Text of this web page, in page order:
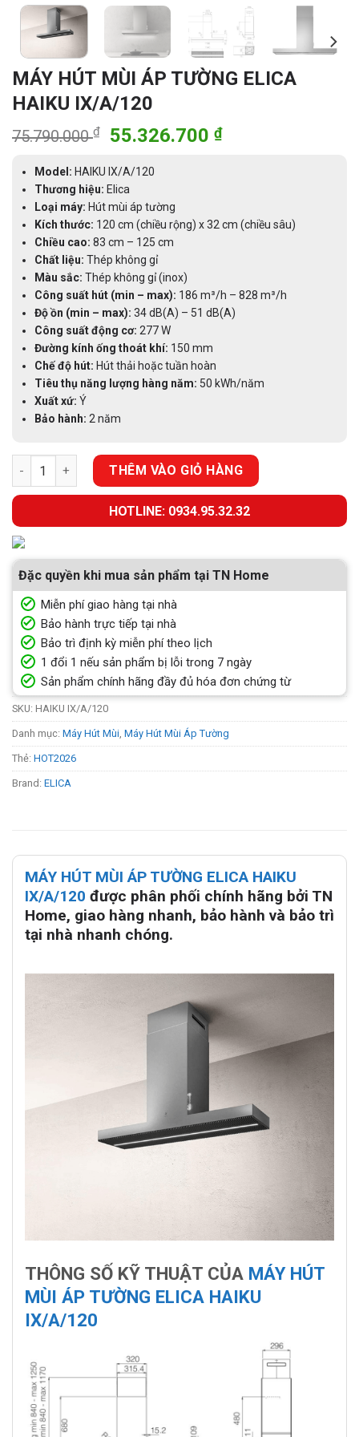
MÁY HÚT MÙI ÁP TƯỜNG ELICA
HAIKU IX/A/120
75.790.000₫
Giá
là:
75.790.000 ₫.
55.326.700 ₫Giá
Model: HAIKU IX/A/120
Thương hiệu: Elica
Loại máy: Hút mùi áp tường
Kích thước: 120 cm (chiều rộng) x 32 cm (chiều sâu)
Chiều cao: 83 cm – 125 cm
Chất liệu: Thép không gỉ
Màu sắc: Thép không gỉ (inox)
Công suất hút (min – max): 186 m³/h – 828 m³/h
Độ ồn (min – max): 34 dB(A) – 51 dB(A)
Công suất động cơ: 277 W
Đường kính ống thoát khí: 150 mm
Chế độ hút: Hút thải hoặc tuần hoàn
Tiêu thụ năng lượng hàng năm: 50 kWh/năm
Xuất xứ: Ý
Bảo hành: 2 năm
MÁY HÚT MÙI ÁP TƯỜNG ELICA HAIKU IX/A/120 số lượng
THÊM VÀO GIỎ HÀNG
HOTLINE: 0934.95.32.32
Đặc quyền khi mua sản phẩm tại TN Home
Miễn phí giao hàng tại nhà
Bảo hành trực tiếp tại nhà
Bảo trì định kỳ miễn phí theo lịch
1 đổi 1 nếu sản phẩm bị lỗi trong 7 ngày
Sản phẩm chính hãng đầy đủ hóa đơn chứng từ
SKU: HAIKU IX/A/120
Danh mục: Máy Hút Mùi, Máy Hút Mùi Áp Tường
Thẻ: HOT2026
Brand: ELICA
MÁY HÚT MÙI ÁP TƯỜNG ELICA HAIKU
IX/A/120 được phân phối chính hãng bởi TN
Home, giao hàng nhanh, bảo hành và bảo trì
tại nhà nhanh chóng.
THÔNG SỐ KỸ THUẬT CỦA MÁY HÚT
MÙI ÁP TƯỜNG ELICA HAIKU
IX/A/120